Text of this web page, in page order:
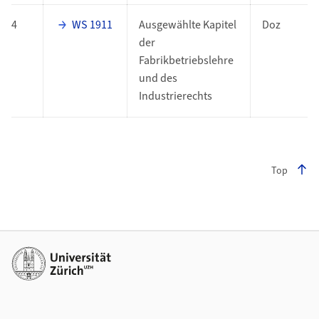
4 WS 1911
Ausgewählte Kapitel
der
Fabrikbetriebslehre
und des
Industrierechts
Doz
Top
Weiterführende Links